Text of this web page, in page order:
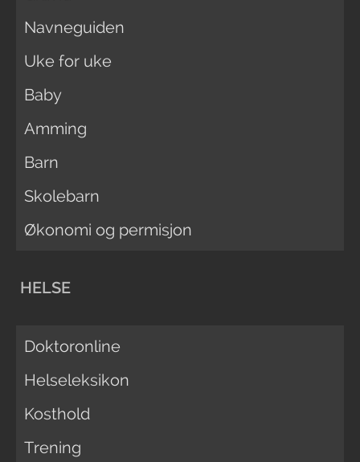
Navneguiden
Uke for uke
Baby
Amming
Barn
Skolebarn
Økonomi og permisjon
HELSE
Doktoronline
Helseleksikon
Kosthold
Trening